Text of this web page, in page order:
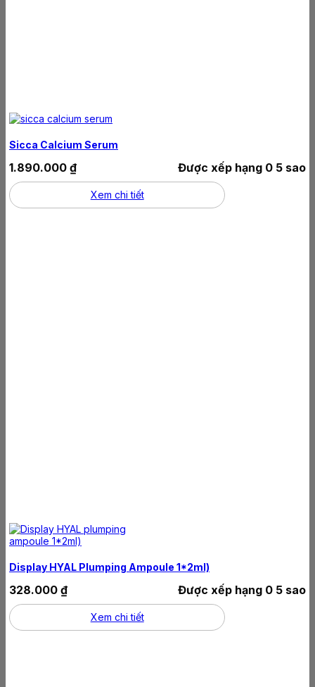
Sicca Calcium Serum
Được xếp hạng 0 5 sao
1.890.000 ₫
Xem chi tiết
Display HYAL Plumping Ampoule 1*2ml)
Được xếp hạng 0 5 sao
328.000 ₫
Xem chi tiết